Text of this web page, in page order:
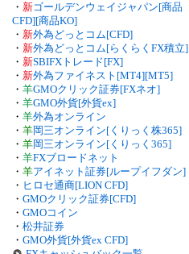
・ 新ゴールデンウェイジャパン[商品
CFD][商品KO]
・ 新外為どっとコム[CFD]
・ 新外為どっとコム[らくらくFX積立]
・ 新SBIFXトレード[FX]
・ 新外為ファイネスト[MT4][MT5]
・ 羊GMOクリック証券[FXネオ]
・ 羊GMO外貨[外貨ex]
・ 羊外為オンライン
・ 羊岡三オンライン[くりっく株365]
・ 羊岡三オンライン[くりっく365]
・ 羊FXブロードネット
・ 羊アイネット証券[ループイフダン]
・ ヒロセ通商[LION CFD]
・ GMOクリック証券[CFD]
・ GMOコイン
・ 松井証券
・ GMO外貨[外貨ex CFD]